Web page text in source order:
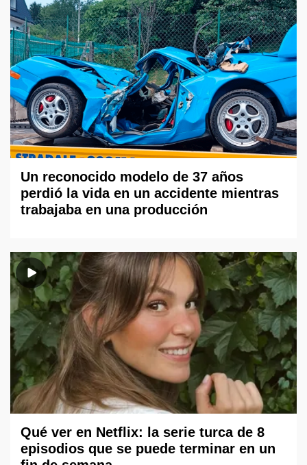
Un reconocido modelo de 37 años
perdió la vida en un accidente mientras
trabajaba en una producción
Qué ver en Netflix: la serie turca de 8
episodios que se puede terminar en un